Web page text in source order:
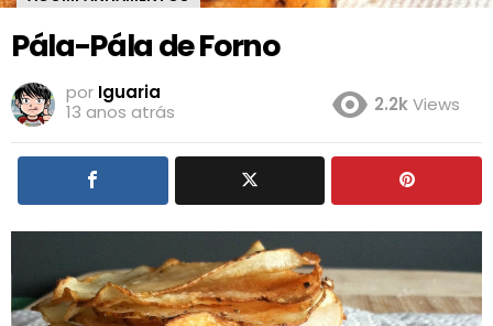
Pála-Pála de Forno
por Iguaria
13 anos atrás
2.2kViews